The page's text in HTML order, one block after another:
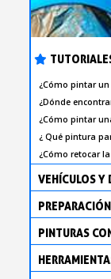
¿Cómo pintar un
¿Dónde
¿Cómo pintar
¿ Qué pintura
¿Cómo retocar
VEHÍCULOS Y
PINTURAS